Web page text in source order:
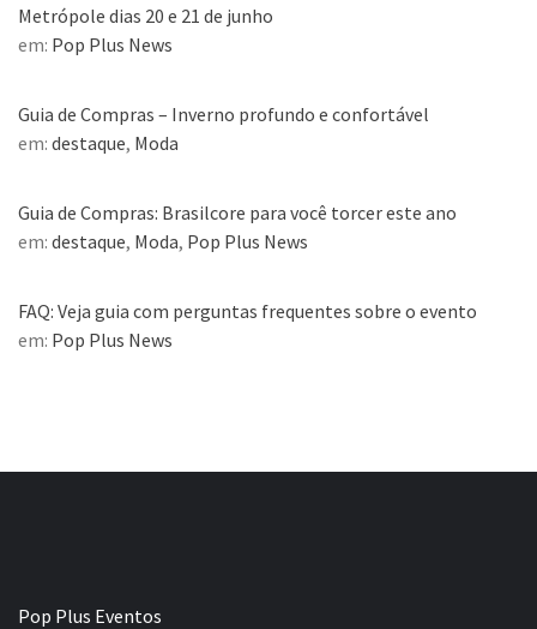
Metrópole dias 20 e 21 de junho
em: Pop Plus News
Guia de Compras – Inverno profundo e confortável
em: destaque, Moda
Guia de Compras: Brasilcore para você torcer este ano
em: destaque, Moda, Pop Plus News
FAQ: Veja guia com perguntas frequentes sobre o evento
em: Pop Plus News
Pop Plus Eventos